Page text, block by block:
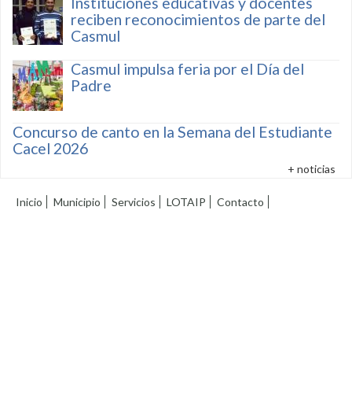
reciben reconocimientos de parte del
Casmul
Casmul impulsa feria por el Día del
Padre
Concurso de canto en la Semana del Estudiante
Cacel 2026
+ noticias
Inicio Municipio Servicios LOTAIP Contacto